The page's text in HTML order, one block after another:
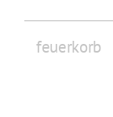
feuerkorb